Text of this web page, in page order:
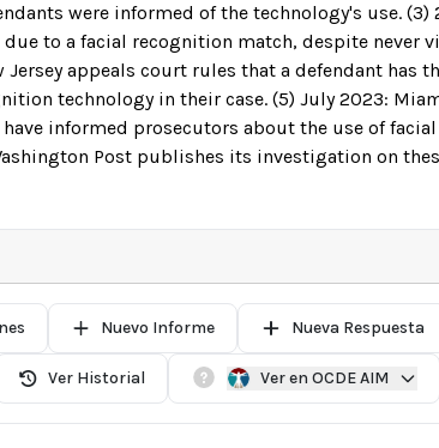
were informed of the technology's use. (3)
to a facial recognition match, despite never
Jersey appeals court rules that a defendant has
technology in their case. (5) July 2023:
informed prosecutors about the use of
Post publishes its investigation on
Nuevo Informe Nueva Respuesta
Ver Historial Ver en OCDE AIM